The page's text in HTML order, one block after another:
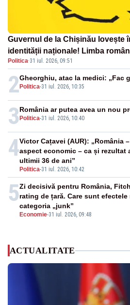
Guvernul de la Chișinău lovește
identității naționale! Limba
economisește! Limba română se
Politica·31 iul. 2026, 09:51
2 Politica-31 iul. 2026, 10:35
Gheorghiu, atac la medici: „Fac
3 Politica-31 iul. 2026, 10:40
România ar putea avea un nou
4
Politica-31 iul. 2026, 10:42
Victor Cațavei (AUR): „România
aspect economic – ca și rezultat
ultimii 36 de ani”
5
Economie-31 iul. 2026, 09:48
Zi decisivă pentru România,
rating de țară. Care sunt
categoria „junk”
ACTUALITATE